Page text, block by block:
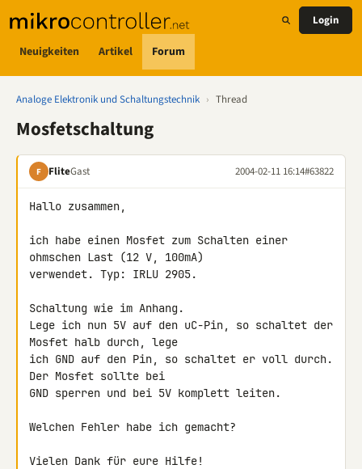
Neuigkeiten Artikel Forum
Login
Analoge Elektronik und Schaltungstechnik › Thread
Mosfetschaltung
F FliteGast 2004-02-11 16:14#63822
Hallo zusammen,
ich habe einen Mosfet zum Schalten einer
ohmschen Last (12 V, 100mA)
verwendet. Typ: IRLU 2905.
Schaltung wie im Anhang.
Lege ich nun 5V auf den uC-Pin, so schaltet der
Mosfet halb durch, lege
ich GND auf den Pin, so schaltet er voll durch.
Der Mosfet sollte bei
GND sperren und bei 5V komplett leiten.
Welchen Fehler habe ich gemacht?
Vielen Dank für eure Hilfe!